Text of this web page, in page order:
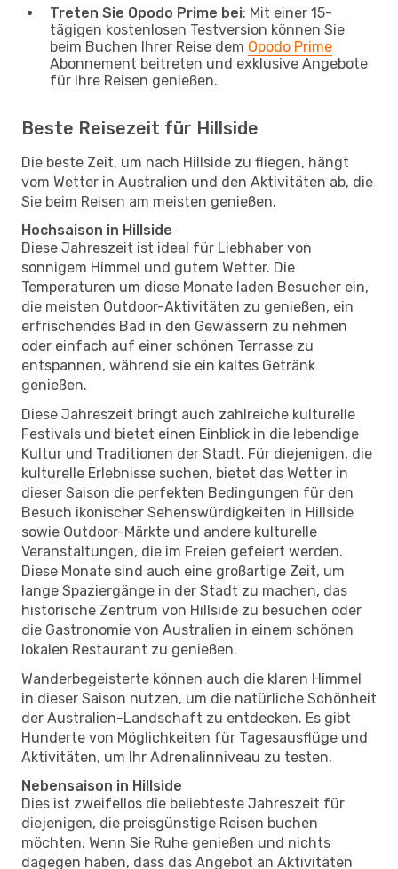
Treten Sie Opodo Prime bei: Mit einer 15-
tägigen kostenlosen Testversion können Sie
beim Buchen Ihrer Reise dem Opodo Prime
Abonnement beitreten und exklusive Angebote
für Ihre Reisen genießen.
Beste Reisezeit für Hillside
Die beste Zeit, um nach Hillside zu fliegen, hängt
vom Wetter in Australien und den Aktivitäten ab, die
Sie beim Reisen am meisten genießen.
Hochsaison in Hillside
Diese Jahreszeit ist ideal für Liebhaber von
sonnigem Himmel und gutem Wetter. Die
Temperaturen um diese Monate laden Besucher ein,
die meisten Outdoor-Aktivitäten zu genießen, ein
erfrischendes Bad in den Gewässern zu nehmen
oder einfach auf einer schönen Terrasse zu
entspannen, während sie ein kaltes Getränk
genießen.
Diese Jahreszeit bringt auch zahlreiche kulturelle
Festivals und bietet einen Einblick in die lebendige
Kultur und Traditionen der Stadt. Für diejenigen, die
kulturelle Erlebnisse suchen, bietet das Wetter in
dieser Saison die perfekten Bedingungen für den
Besuch ikonischer Sehenswürdigkeiten in Hillside
sowie Outdoor-Märkte und andere kulturelle
Veranstaltungen, die im Freien gefeiert werden.
Diese Monate sind auch eine großartige Zeit, um
lange Spaziergänge in der Stadt zu machen, das
historische Zentrum von Hillside zu besuchen oder
die Gastronomie von Australien in einem schönen
lokalen Restaurant zu genießen.
Wanderbegeisterte können auch die klaren Himmel
in dieser Saison nutzen, um die natürliche Schönheit
der Australien-Landschaft zu entdecken. Es gibt
Hunderte von Möglichkeiten für Tagesausflüge und
Aktivitäten, um Ihr Adrenalinniveau zu testen.
Nebensaison in Hillside
Dies ist zweifellos die beliebteste Jahreszeit für
diejenigen, die preisgünstige Reisen buchen
möchten. Wenn Sie Ruhe genießen und nichts
dagegen haben, dass das Angebot an Aktivitäten